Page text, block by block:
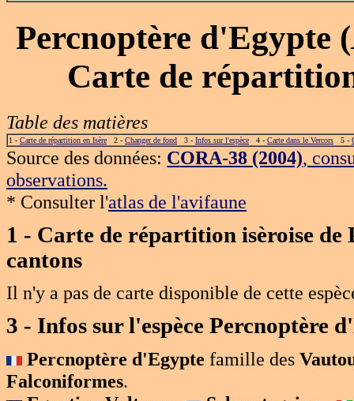
Percnoptère d'Egypte (
Carte de
Table des matières
1 - Carte de répartition en Isère 2 - Changer de fond 3 - Infos sur l'espèce 4 - Carte dans le Vercors 5 -
Source des données: CORA-38 (2004),
observations.
* Consulter l'atlas de l'avifaune
1 - Carte de répartition isèroise de
cantons
Il n'y a pas de carte disponible de cette
3 - Infos sur l'espèce Percnoptère
Percnoptère d'Egypte famille des
Falconiformes.